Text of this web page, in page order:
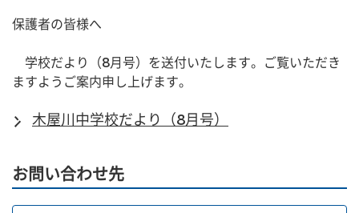
保護者の皆様へ
学校だより（8月号）を送付いたします。ご覧いただき
ますようご案内申し上げます。
木屋川中学校だより（8月号）
お問い合わせ先